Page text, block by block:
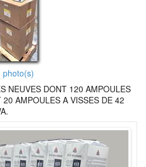
photo(s)
NEUVES DONT 120 AMPOULES
AMPOULES A VISSES DE 42